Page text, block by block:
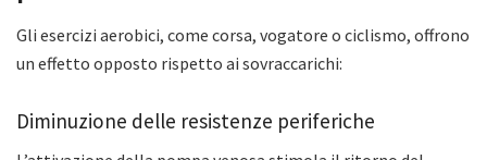
Gli esercizi aerobici, come corsa, vogatore o ciclismo, offrono
un effetto opposto rispetto ai sovraccarichi:
Diminuzione delle resistenze periferiche